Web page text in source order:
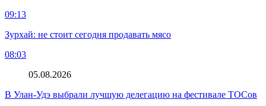
09:13
Зурхай: не стоит сегодня продавать мясо
08:03
05.08.2026
В Улан-Удэ выбрали лучшую делегацию на фестивале ТОСов